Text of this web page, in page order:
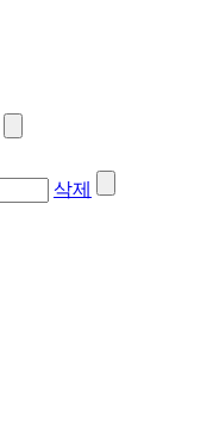
삭제